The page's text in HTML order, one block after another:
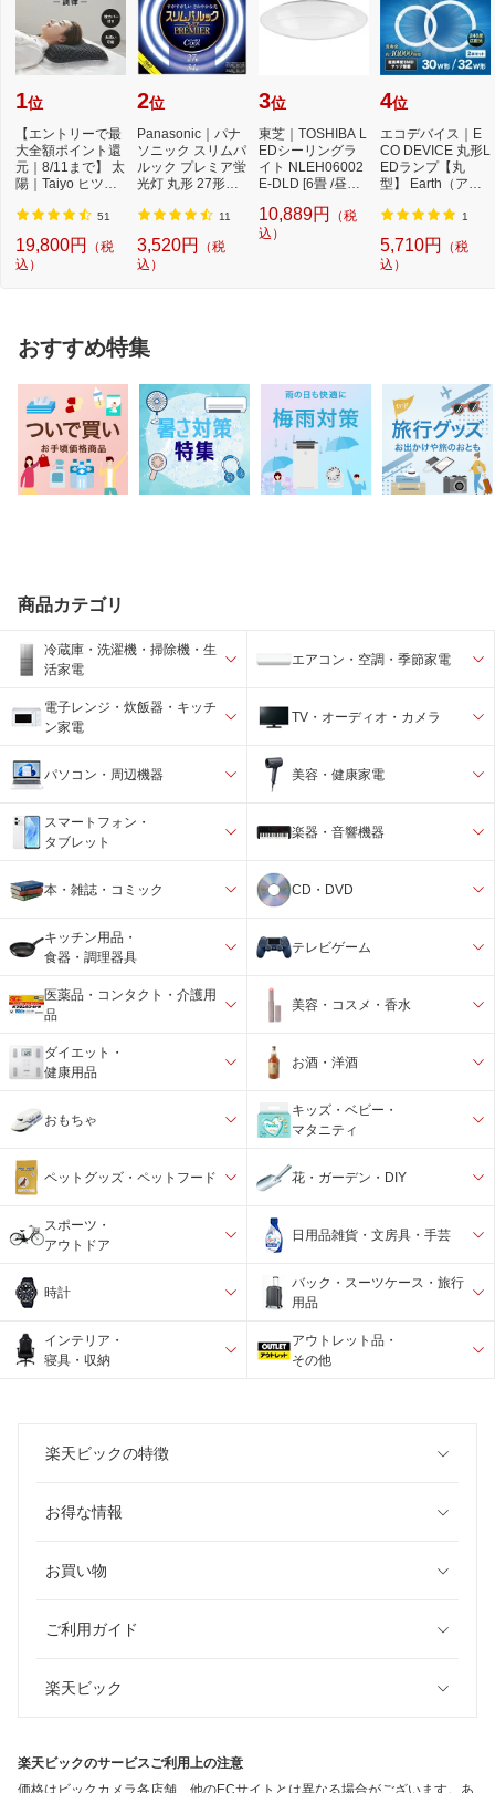
1位
【エントリーで最
大全額ポイント還
元｜8/11まで】 太
陽｜Taiyo ヒツジ
51
19,800円
（税
込）
2位
Panasonic｜パナ
ソニック スリムパ
ルック プレミア蛍
光灯 丸形 27形＋3
11
3,520円
（税
込）
3位
東芝｜TOSHIBA L
EDシーリングラ
イト NLEH06002
E-DLD [6畳 /昼光
paign...
10,889円
（税
込）
4位
エコデバイス｜E
CO DEVICE 丸形L
EDランプ【丸
型】 Earth（アー
30・32...
1
5,710円
（税
込）
おすすめ特集
商品カテゴリ
冷蔵庫・洗濯機・掃除機・生
活家電
エアコン・空調・季節家電
電子レンジ・炊飯器・キッチ
ン家電
TV・オーディオ・カメラ
パソコン・周辺機器 美容・健康家電
スマートフォン・
タブレット
楽器・音響機器
本・雑誌・コミック CD・DVD
キッチン用品・
食器・調理器具
テレビゲーム
医薬品・コンタクト・介護用
品
美容・コスメ・香水
ダイエット・
健康用品
お酒・洋酒
おもちゃ
キッズ・ベビー・
マタニティ
ペットグッズ・ペットフード 花・ガーデン・DIY
スポーツ・
アウトドア
日用品雑貨・文房具・手芸
時計
バック・スーツケース・旅行
用品
インテリア・
寝具・収納
アウトレット品・
その他
楽天ビックの特徴
お得な情報
お買い物
ご利用ガイド
楽天ビック
楽天ビックのサービスご利用上の注意
価格はビックカメラ各店舗、他のECサイトとは異なる場合がございます。あ